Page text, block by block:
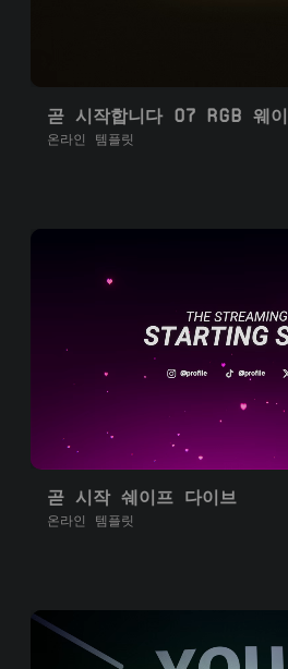
온라인 템플릿
곧 시작 쉐이프 다이브
온라인 템플릿